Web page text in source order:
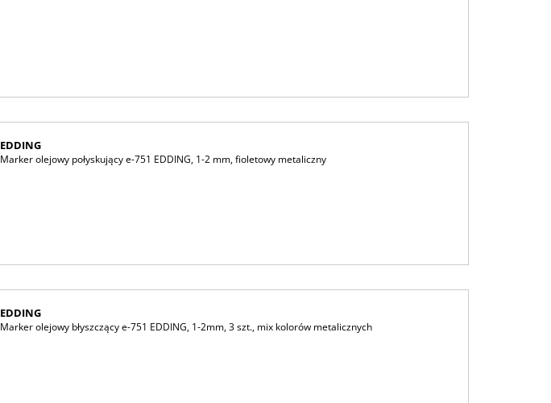
EDDING
Marker olejowy połyskujący e-751 EDDING, 1-2 mm, fioletowy metaliczny
EDDING
Marker olejowy błyszczący e-751 EDDING, 1-2mm, 3 szt., mix kolorów metalicznych